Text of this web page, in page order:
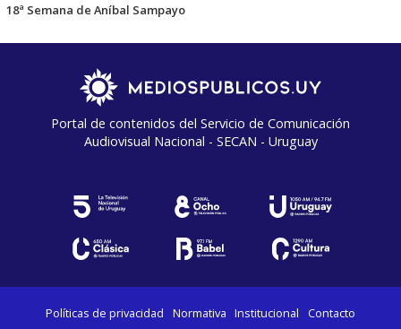
18ª Semana de Aníbal Sampayo
Portal de contenidos del Servicio de Comunicación
Audiovisual Nacional - SECAN - Uruguay
Políticas de privacidad Normativa Institucional Contacto